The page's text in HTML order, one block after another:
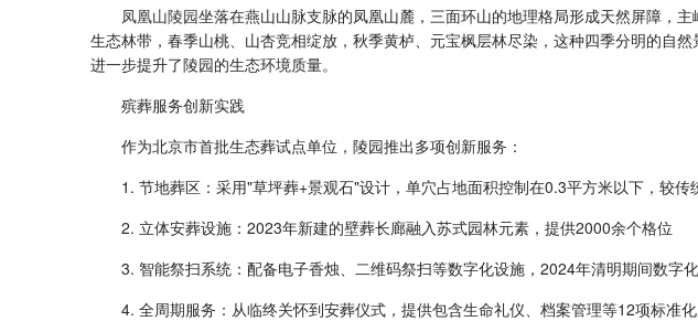
凤凰山陵园坐落在燕山山脉支脉的凤凰山麓，三面环山的地理格局形成天然屏障，
生态林带，春季山桃、山杏竞相绽放，秋季黄栌、元宝枫层林尽染，这种四季分明的自
进一步提升了陵园的生态环境质量。
殡葬服务创新实践
作为北京市首批生态葬试点单位，陵园推出多项创新服务：
1. 节地葬区：采用"草坪葬+景观石"设计，单穴占地面积控制在0.3平方米以下，较传
2. 立体安葬设施：2023年新建的壁葬长廊融入苏式园林元素，提供2000余个格位
3. 智能祭扫系统：配备电子香烛、二维码祭扫等数字化设施，2024年清明期间数字
4. 全周期服务：从临终关怀到安葬仪式，提供包含生命礼仪、档案管理等12项标准